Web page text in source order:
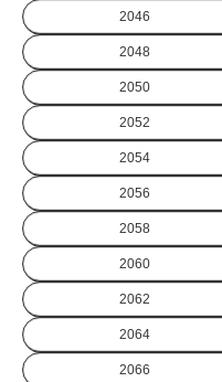
2046
2048
2050
2052
2054
2056
2058
2060
2062
2064
2066